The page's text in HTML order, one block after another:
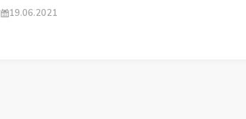
19.06.2021